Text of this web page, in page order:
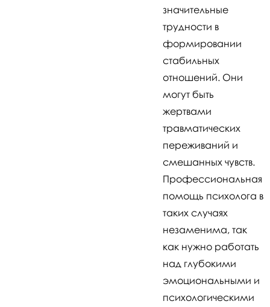
значительные
трудности в
формировании
стабильных
отношений. Они
могут быть
жертвами
травматических
переживаний и
смешанных чувств.
Профессиональная
помощь психолога в
таких случаях
незаменима, так
как нужно работать
над глубокими
эмоциональными и
психологическими